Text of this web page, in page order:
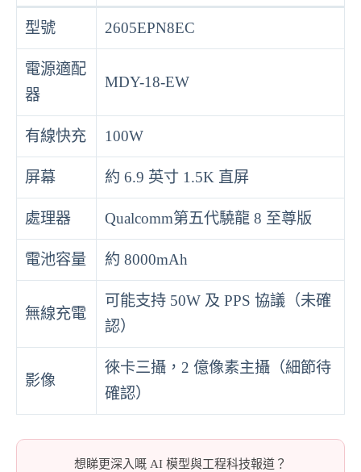
型號 2605EPN8EC
電源適配
器
MDY-18-EW
有線快充 100W
屏幕 約 6.9 英寸 1.5K 直屏
處理器 Qualcomm第五代驍龍 8 至尊版
電池容量 約 8000mAh
無線充電
可能支持 50W 及 PPS 協議（未確
認）
影像
徠卡三攝，2 億像素主攝（細節待
確認）
想睇更深入嘅 AI 模型與工程科技報道？